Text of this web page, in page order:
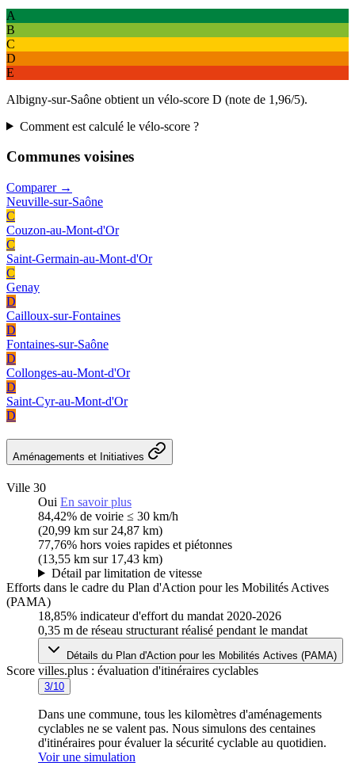
A
B
C
D
E
Albigny-sur-Saône obtient un vélo-score D (note de 1,96/5).
Comment est calculé le vélo-score ?
Communes voisines
Comparer →
Neuville-sur-Saône
C
Couzon-au-Mont-d'Or
C
Saint-Germain-au-Mont-d'Or
C
Genay
D
Cailloux-sur-Fontaines
D
Fontaines-sur-Saône
D
Collonges-au-Mont-d'Or
D
Saint-Cyr-au-Mont-d'Or
D
Aménagements et Initiatives
Ville 30
Oui En savoir plus
84,42% de voirie ≤ 30 km/h
(20,99 km sur 24,87 km)
77,76% hors voies rapides et piétonnes
(13,55 km sur 17,43 km)
Détail par limitation de vitesse
Efforts dans le cadre du Plan d'Action pour les Mobilités Actives
(PAMA)
18,85% indicateur d'effort du mandat 2020-2026
0,35 m de réseau structurant réalisé pendant le mandat
Détails du Plan d'Action pour les Mobilités Actives (PAMA)
Score villes.plus : évaluation d'itinéraires cyclables
3/10
Dans une commune, tous les kilomètres d'aménagements
cyclables ne se valent pas. Nous simulons des centaines
d'itinéraires pour évaluer la sécurité cyclable au quotidien.
Voir une simulation